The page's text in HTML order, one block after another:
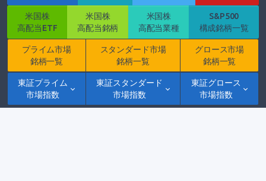
米国株
高配当ETF
米国株
高配当銘柄
米国株
高配当業種
S&P500
構成銘柄一覧
プライム市場
銘柄一覧
スタンダード市場
銘柄一覧
グロース市場
銘柄一覧
東証プライム
市場指数
東証スタンダード
市場指数
東証グロース
市場指数